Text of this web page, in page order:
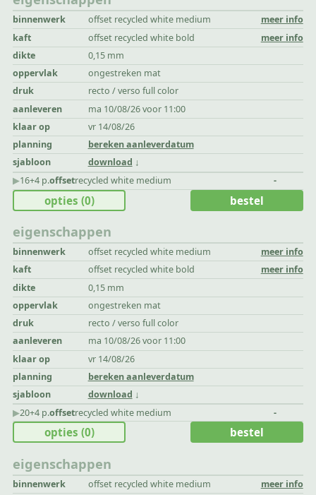
binnenwerk offset recycled white medium
meer info
kaft
offset recycled white bold
meer info
dikte
0,15 mm
oppervlak
ongestreken mat
druk
recto / verso full color
aanleveren
ma 10/08/26 voor 11:00
klaar op
vr 14/08/26
planning
bereken aanleverdatum
sjabloon
download
▶︎16+4 p.offsetrecycled white medium -
eigenschappen
binnenwerk offset recycled white medium
meer info
kaft
offset recycled white bold
meer info
dikte
0,15 mm
oppervlak
ongestreken mat
druk
recto / verso full color
aanleveren
ma 10/08/26 voor 11:00
klaar op
vr 14/08/26
planning
bereken aanleverdatum
sjabloon
download
opties (0) bestel
▶︎20+4 p.offsetrecycled white medium -
eigenschappen
binnenwerk offset recycled white medium
meer info
opties (0) bestel